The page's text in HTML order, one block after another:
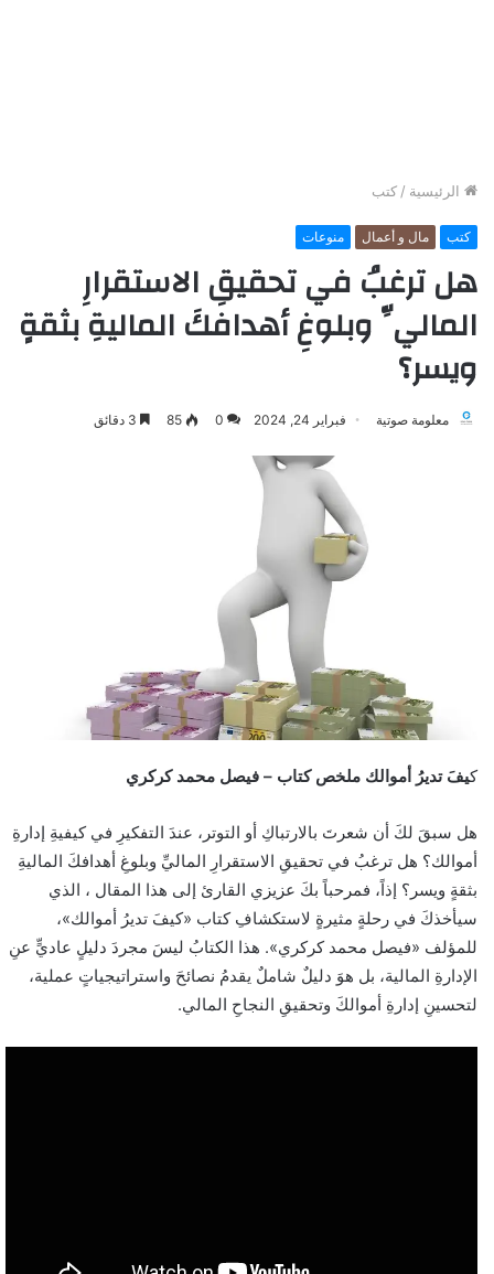
الرئيسية / كتب
كتب مال و أعمال منوعات
هل ترغبُ في تحقيقِ الاستقرارِ
الماليِّ وبلوغِ أهدافكَ الماليةِ بثقةٍ
ويسر؟
معلومة صوتية فبراير 24, 2024 0
85
كيفَ تديرُ أموالك ملخص كتاب – فيصل محمد كركري
هل سبقَ لكَ أن شعرتَ بالارتباكِ أو التوتر، عندَ التفكيرِ في كيفيةِ إدارةِ
أموالك؟ هل ترغبُ في تحقيقِ الاستقرارِ الماليِّ وبلوغِ أهدافكَ الماليةِ
بثقةٍ ويسر؟ إذاً، فمرحباً بكَ عزيزي القارئ إلى هذا المقال ، الذي
سيأخذكَ في رحلةٍ مثيرةٍ لاستكشافِ كتاب «كيفَ تديرُ أموالك»،
للمؤلف «فيصل محمد كركري». هذا الكتابُ ليسَ مجردَ دليلٍ عاديٍّ عنِ
الإدارةِ المالية، بل هوَ دليلٌ شاملٌ يقدمُ نصائحَ واستراتيجياتٍ عملية،
لتحسينِ إدارةِ أموالكَ وتحقيقِ النجاحِ المالي.